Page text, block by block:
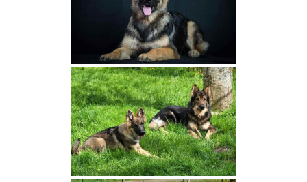
Texas de La Gardienne des Ombres
Tarook Des Couleurs d’Autumn
Una Des Couleurs d’Autumn
Viva Loupa des Couleurs d’Autumn
Arcane des Couleurs d’Autumn
Nos mâles